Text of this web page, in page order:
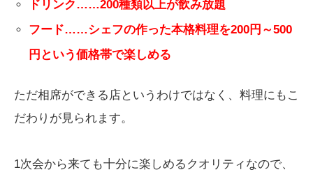
ドリンク……200種類以上が飲み放題
フード……シェフの作った本格料理を200円～500
円という価格帯で楽しめる
ただ相席ができる店というわけではなく、料理にもこ
だわりが見られます。
1次会から来ても十分に楽しめるクオリティなので、